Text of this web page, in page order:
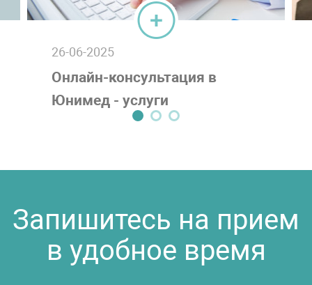
26-06-2025
Онлайн-консультация в
Юнимед - услуги
телемедицины в
Запишитесь на прием
в удобное время